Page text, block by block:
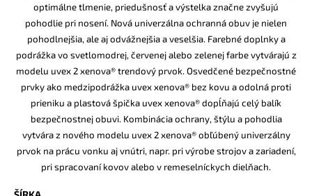
optimálne tlmenie, priedušnosť a výstelka značne zvyšujú
pohodlie pri nosení. Nová univerzálna ochranná obuv je nielen
pohodlnejšia, ale aj odvážnejšia a veselšia. Farebné doplnky a
podrážka vo svetlomodrej, červenej alebo zelenej farbe vytvárajú z
modelu uvex 2 xenova® trendový prvok. Osvedčené bezpečnostné
prvky ako medzipodrážka uvex xenova® bez kovu a odolná proti
prieniku a plastová špička uvex xenova® dopĺňajú celý balík
bezpečnostnej obuvi. Kombinácia ochrany, štýlu a pohodlia
vytvára z nového modelu uvex 2 xenova® obľúbený univerzálny
prvok na prácu vonku aj vnútri, napr. pri výrobe strojov a zariadení,
pri spracovaní kovov alebo v remeselníckych dielňach.
e
BEZPEČNOSTNÉ
POLTOPÁNKY
UVEX
6938
S1
S